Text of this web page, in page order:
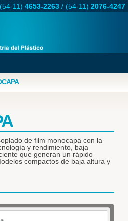
(54-11) 4653-2263 / (54-11) 2076-4247
de film monocapa con la
y rendimiento, baja
que generan un rápido
compactos de baja altura y